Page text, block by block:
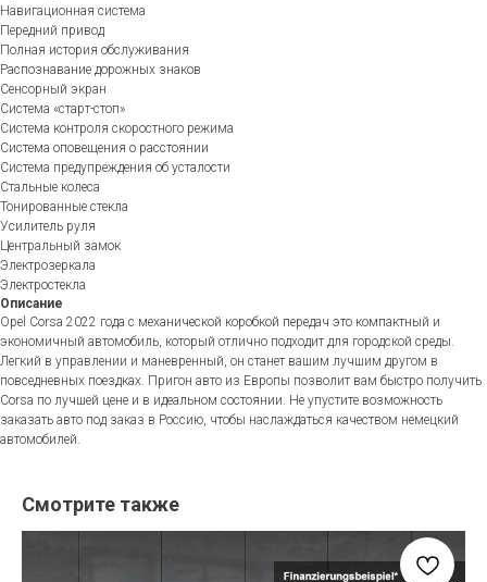
Навигационная система
Передний привод
Полная история обслуживания
Распознавание дорожных знаков
Сенсорный экран
Система «старт-стоп»
Система контроля скоростного режима
Система оповещения о расстоянии
Система предупреждения об усталости
Стальные колеса
Тонированные стекла
Усилитель руля
Центральный замок
Электрозеркала
Электростекла
Описание
Opel Corsa 2022 года с механической коробкой передач это компактный и
экономичный автомобиль, который отлично подходит для городской среды.
Легкий в управлении и маневренный, он станет вашим лучшим другом в
повседневных поездках. Пригон авто из Европы позволит вам быстро получить
Corsa по лучшей цене и в идеальном состоянии. Не упустите возможность
заказать авто под заказ в Россию, чтобы наслаждаться качеством немецкий
автомобилей.
Смотрите также